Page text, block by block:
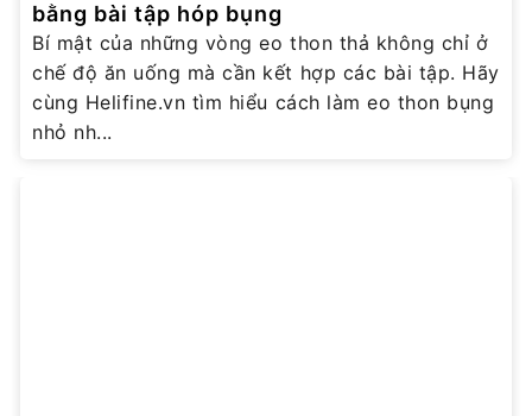
bằng bài tập hóp bụng
Bí mật của những vòng eo thon thả không chỉ ở
chế độ ăn uống mà cần kết hợp các bài tập. Hãy
cùng Helifine.vn tìm hiểu cách làm eo thon bụng
nhỏ nh...